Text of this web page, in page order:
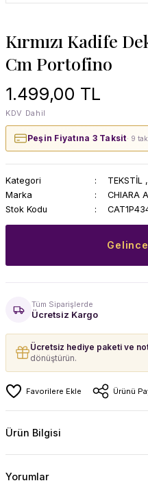
Kırmızı Kadife
Cm Portofino
1.499,00 TL
KDV Dahil
Peşin Fiyatına 3 Taksit· 9
Kategori TEKSTİL ,
Marka
CHIARA
Stok Kodu
Tüm Siparişlerde
Ücretsiz Kargo
Ücretsiz hediye paketi ve
dönüştürün.
Ürünü
Ürün Bilgisi
Yorumlar